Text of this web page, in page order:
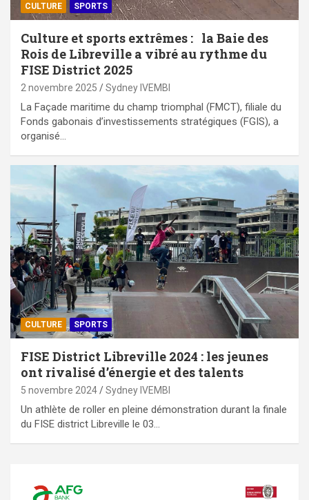
CULTURE SPORTS
Culture et sports extrêmes : la Baie des
Rois de Libreville a vibré au rythme du
FISE District 2025
2 novembre 2025 Sydney IVEMBI
La Façade maritime du champ triomphal (FMCT), filiale du
Fonds gabonais d’investissements stratégiques (FGIS), a
organisé…
CULTURE SPORTS
FISE District Libreville 2024 : les jeunes
ont rivalisé d’énergie et des talents
5 novembre 2024 Sydney IVEMBI
Un athlète de roller en pleine démonstration durant la finale
du FISE district Libreville le 03…